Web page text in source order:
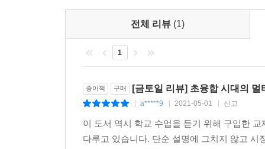
전체 리뷰 (1)
1
종이책 구매 [금토일 리뷰] 초융합 시대의 멀
a*****9 2021-05-01 신고
이 도서 역시 학교 수업을 듣기 위해 구입한
다루고 있습니다. 단순 설명에 그치지 않고